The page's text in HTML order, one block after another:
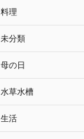
料理
未分類
母の日
水草水槽
生活